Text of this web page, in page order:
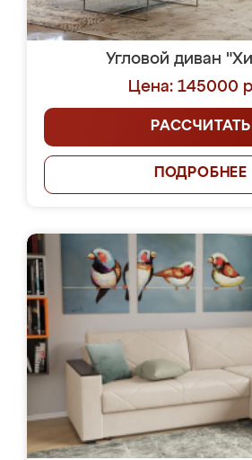
Угловой диван
Цена: 145000
РАССЧИТАТЬ
ПОДРОБНЕЕ